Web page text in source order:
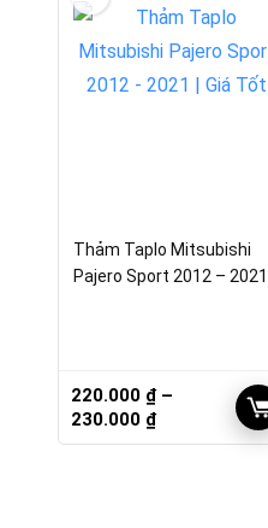
230.000 ₫
Thảm Taplo Mitsubishi
Pajero Sport 2012 – 2021 |
220.000 ₫ –
230.000 ₫Khoảng
giá: